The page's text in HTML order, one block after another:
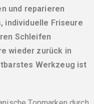
und reparieren
individuelle Friseure
Schleifen
wieder zurück in
Werkzeug ist